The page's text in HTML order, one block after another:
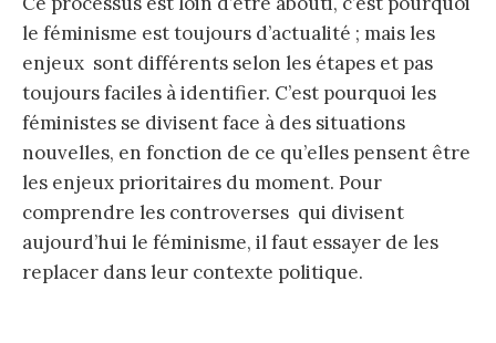
le féminisme est toujours d’actualité ; mais les
enjeux sont différents selon les étapes et pas
toujours faciles à identifier. C’est pourquoi les
féministes se divisent face à des situations
nouvelles, en fonction de ce qu’elles pensent être
les enjeux prioritaires du moment. Pour
comprendre les controverses qui divisent
aujourd’hui le féminisme, il faut essayer de les
replacer dans leur contexte politique.